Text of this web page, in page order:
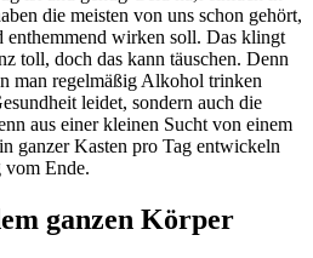
die meisten von uns schon gehört,
enthemmend wirken soll. Das klingt
toll, doch das kann täuschen. Denn
man regelmäßig Alkohol trinken
leidet, sondern auch die
aus einer kleinen Sucht von einem
ganzer Kasten pro Tag entwickeln
vom Ende.
ganzen Körper